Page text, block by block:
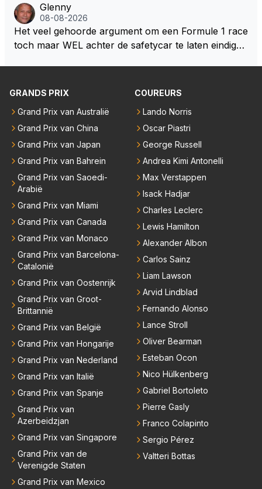
uden dan dat hij op dit moment beweerd. Dan kan hij
zijn talenten en uitzonderlijke klasse laten zien en he
eft daar enorm veel lol aan.
ert nu de spindoctor van newey geworden?? Eerlijk
gezegd snap ik de de kop én het artikel niet echt.
Glenny
08-08-2026
Het veel gehoorde argument om een Formule 1 race
toch maar WEL achter de safetycar te laten eindigen
rijden de teams met tot op de liter afgemeten peut...
GRANDS PRIX
Grand Prix van Australië
Grand Prix van China
Grand Prix van Japan
Grand Prix van Bahrein
Grand Prix van Saoedi-
Arabië
Grand Prix van Miami
Grand Prix van Canada
Grand Prix van Monaco
Grand Prix van Barcelona-
Catalonië
Grand Prix van Oostenrijk
Grand Prix van Groot-
Brittannië
Grand Prix van België
Grand Prix van Hongarije
Grand Prix van Nederland
Grand Prix van Italië
Grand Prix van Spanje
Grand Prix van
Azerbeidzjan
Grand Prix van Singapore
Grand Prix van de
Verenigde Staten
Grand Prix van Mexico
COUREURS
Lando Norris
Oscar Piastri
George Russell
Andrea Kimi Antonelli
Max Verstappen
Isack Hadjar
Charles Leclerc
Lewis Hamilton
Alexander Albon
Carlos Sainz
Liam Lawson
Arvid Lindblad
Fernando Alonso
Lance Stroll
Oliver Bearman
Esteban Ocon
Nico Hülkenberg
Gabriel Bortoleto
Pierre Gasly
Franco Colapinto
Sergio Pérez
Valtteri Bottas